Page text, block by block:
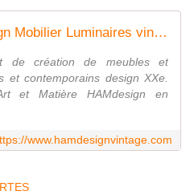
Design XXe | HAMdesign Mobilier Luminaires vintages
de création de meubles et
et contemporains design XXe.
et Matière HAMdesign en
www.hamdesignvintage.com